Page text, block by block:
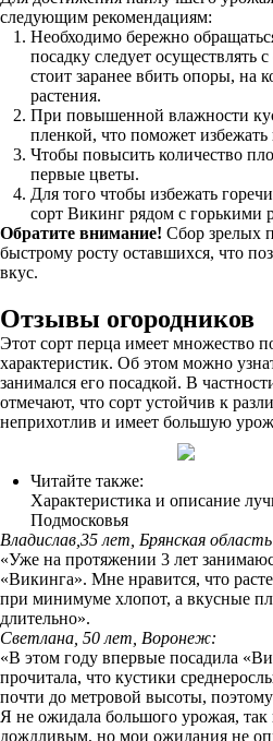
следующим рекомендациям:
Необходимо бережно
посадку следует осуществлять
стоит заранее вбить опоры, на
растения.
При повышенной влажности
пленкой, что поможет избежать
Чтобы повысить количество
первые цветы.
Для того чтобы избежать
сорт Викинг рядом с горькими
Обратите внимание! Сбор зрелых
быстрому росту оставшихся, что
вкус.
Отзывы огородников
Этот сорт перца имеет множество
характеристик. Об этом можно
занимался его посадкой. В
отмечают, что сорт устойчив к
неприхотлив и имеет большую
Читайте также:
Характеристика и описание
Подмосковья
Владислав,35 лет, Брянская
«Уже на протяжении 3 лет
«Викинга». Мне нравится, что
при минимуме хлопот, а вкусные
длительно».
Светлана, 50 лет, Воронеж:
«В этом году впервые посадила
прочитала, что кустики
почти до метровой высоты,
Я не ожидала большого урожая,
дождливым, но мои ожидания не